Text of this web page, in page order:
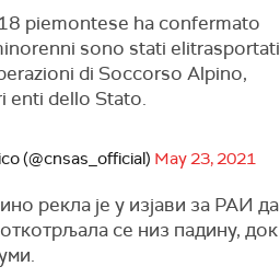
piemontese ha confermato
sono stati elitrasportati
di Soccorso Alpino,
enti dello Stato.
(@cnsas_official) May 23, 2021
рекла је у изјави за РАИ да
се низ падину, док